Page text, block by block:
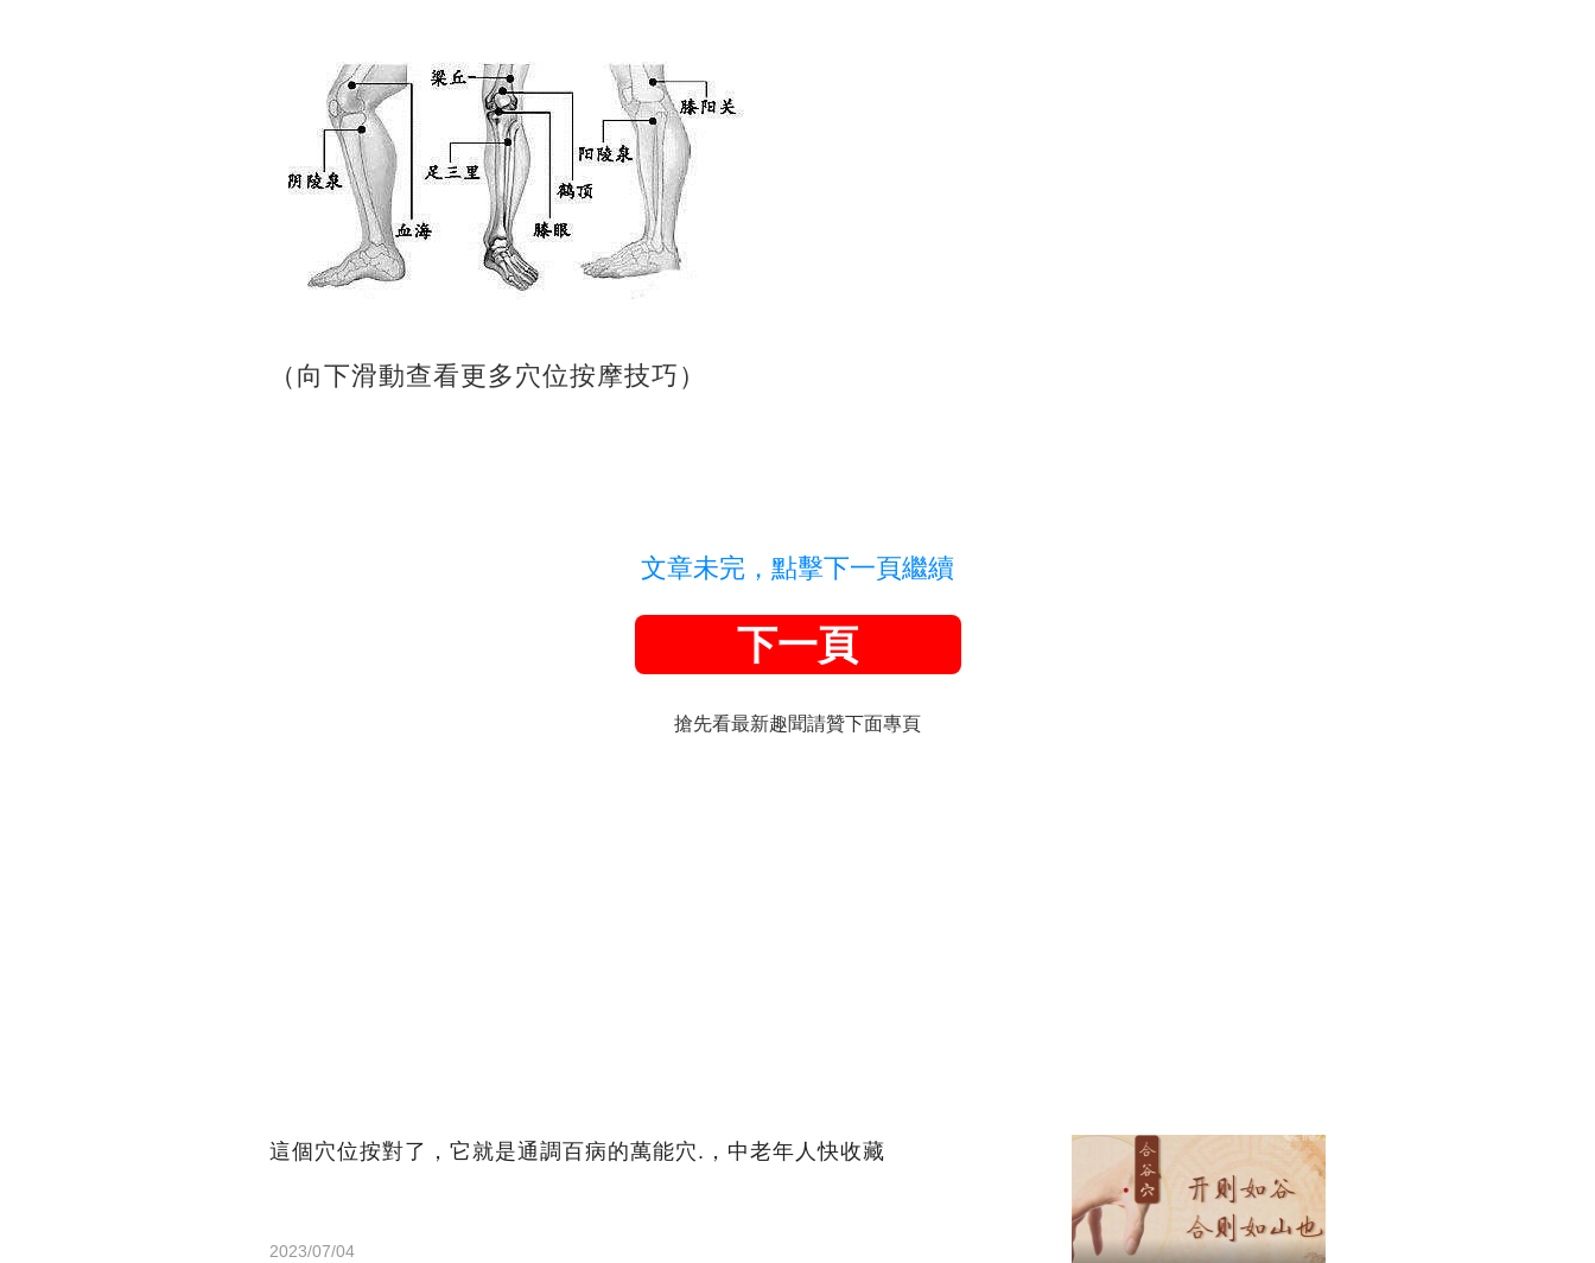
（向下滑動查看更多穴位按摩技巧）
文章未完，點擊下一頁繼續
下一頁
搶先看最新趣聞請贊下面專頁
這個穴位按對了，它就是通調百病的萬能穴.，中老年人快收藏
2023/07/04